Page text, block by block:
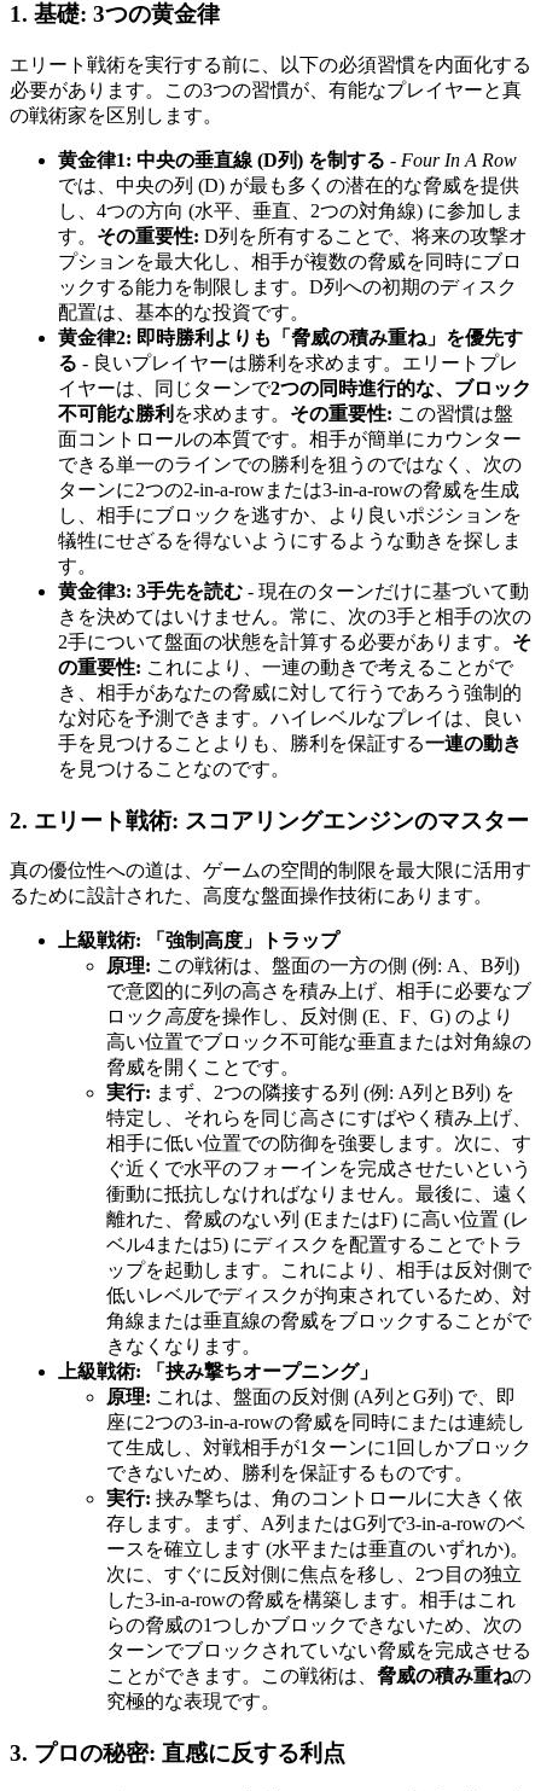
1. 基礎: 3つの黄金律
エリート戦術を実行する前に、以下の必須習慣を内面化する
必要があります。この3つの習慣が、有能なプレイヤーと真
の戦術家を区別します。
黄金律1: 中央の垂直線 (D列) を制する - Four In A Row
では、中央の列 (D) が最も多くの潜在的な脅威を提供
し、4つの方向 (水平、垂直、2つの対角線) に参加しま
す。 その重要性: D列を所有することで、将来の攻撃オ
プションを最大化し、相手が複数の脅威を同時にブロ
ックする能力を制限します。D列への初期のディスク
配置は、基本的な投資です。
黄金律2: 即時勝利よりも「脅威の積み重ね」を優先す
る - 良いプレイヤーは勝利を求めます。エリートプレ
イヤーは、同じターンで2つの同時進行的な、ブロック
不可能な勝利 を求めます。 その重要性: この習慣は盤
面コントロールの本質です。相手が簡単にカウンター
できる単一のラインでの勝利を狙うのではなく、次の
ターンに2つの2-in-a-rowまたは3-in-a-rowの脅威を生成
し、相手にブロックを逃すか、より良いポジションを
犠牲にせざるを得ないようにするような動きを探しま
す。
黄金律3: 3手先を読む - 現在のターンだけに基づいて動
きを決めてはいけません。常に、次の3手と相手の次の
2手について盤面の状態を計算する必要があります。 そ
の重要性: これにより、一連の動きで考えることがで
き、相手があなたの脅威に対して行うであろう強制的
な対応を予測できます。ハイレベルなプレイは、良い
手を見つけることよりも、勝利を保証する一連の動き
を見つけることなのです。
2. エリート戦術: スコアリングエンジンのマスター
真の優位性への道は、ゲームの空間的制限を最大限に活用す
るために設計された、高度な盤面操作技術にあります。
上級戦術: 「強制高度」トラップ
原理: この戦術は、盤面の一方の側 (例: A、B列)
で意図的に列の高さを積み上げ、相手に必要なブ
ロック高度を操作し、反対側 (E、F、G) のより
高い位置でブロック不可能な垂直または対角線の
脅威を開くことです。
実行: まず、2つの隣接する列 (例: A列とB列) を
特定し、それらを同じ高さにすばやく積み上げ、
相手に低い位置での防御を強要します。次に、す
ぐ近くで水平のフォーインを完成させたいという
衝動に抵抗しなければなりません。最後に、遠く
離れた、脅威のない列 (EまたはF) に高い位置 (レ
ベル4または5) にディスクを配置することでトラ
ップを起動します。これにより、相手は反対側で
低いレベルでディスクが拘束されているため、対
角線または垂直線の脅威をブロックすることがで
きなくなります。
上級戦術: 「挟み撃ちオープニング」
原理: これは、盤面の反対側 (A列とG列) で、即
座に2つの3-in-a-rowの脅威を同時にまたは連続し
て生成し、対戦相手が1ターンに1回しかブロック
できないため、勝利を保証するものです。
実行: 挟み撃ちは、角のコントロールに大きく依
存します。まず、A列またはG列で3-in-a-rowのベ
ースを確立します (水平または垂直のいずれか)。
次に、すぐに反対側に焦点を移し、2つ目の独立
した3-in-a-rowの脅威を構築します。相手はこれ
らの脅威の1つしかブロックできないため、次の
ターンでブロックされていない脅威を完成させる
ことができます。この戦術は、 脅威の積み重ねの
究極的な表現です。
3. プロの秘密: 直感に反する利点